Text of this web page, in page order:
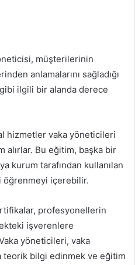
müşterilerinin
anlamalarını sağladığı
ilgili bir alanda derece
hizmetler vaka yöneticileri
alırlar. Bu eğitim, başka bir
kurum tarafından kullanılan
öğrenmeyi içerebilir.
profesyonellerin
işverenlere
yöneticileri, vaka
teorik bilgi edinmek ve eğitim